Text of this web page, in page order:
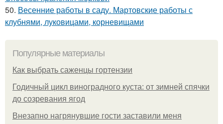
50. Весенние работы в саду. Мартовские работы с
клубнями, луковицами, корневищами
Популярные материалы
Как выбрать саженцы гортензии
Годичный цикл виноградного куста: от зимней спячки
до созревания ягод
Внезапно нагрянувшие гости заставили меня